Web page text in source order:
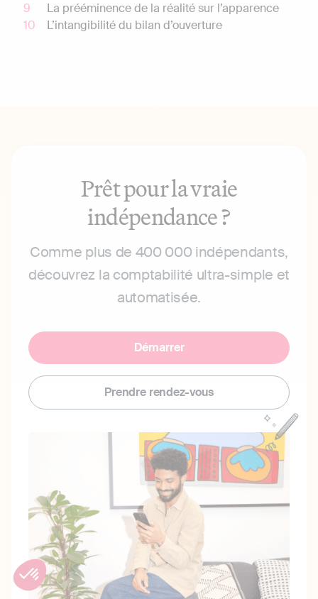
La prééminence de la réalité sur l’apparence
L’intangibilité du bilan d’ouverture
Prêt pour la vraie
indépendance ?
Comme plus de 400 000 indépendants,
découvrez la comptabilité ultra-simple et
automatisée.
Démarrer
Prendre rendez-vous